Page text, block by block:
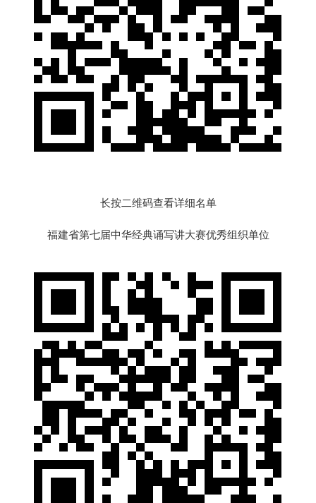
长按二维码查看详细名单
福建省第七届中华经典诵写讲大赛优秀组织单位